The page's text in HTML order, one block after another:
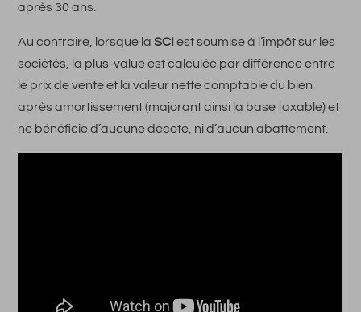
après 30 ans.
Au contraire, lorsque laSCI est soumise à l’impôt sur les
sociétés, la plus-value est calculée par différence entre
le prix de vente et la valeur nette comptable du bien
après amortissement (majorant ainsi la base taxable) et
ne bénéficie d’aucune décote, ni d’aucun abattement.